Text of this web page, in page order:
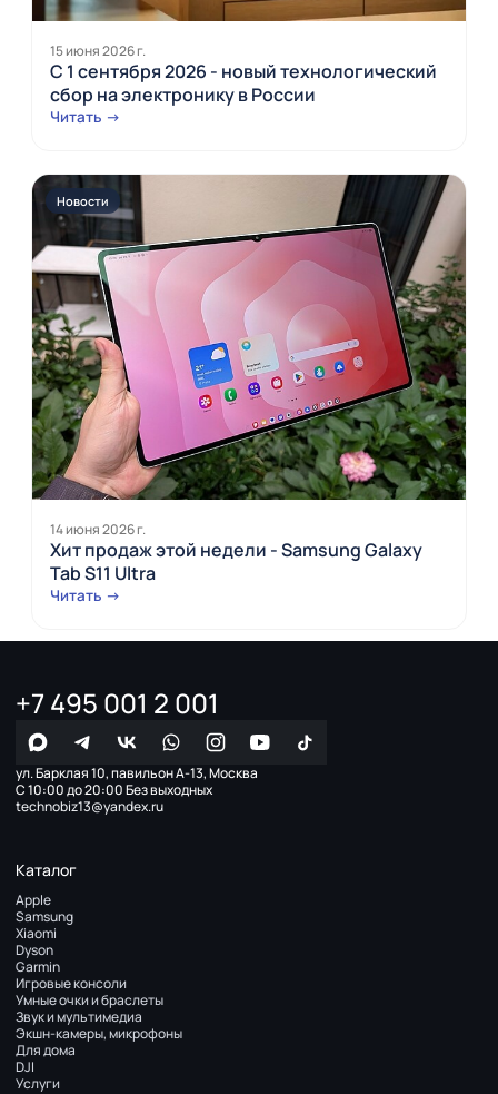
15 июня 2026 г.
С 1 сентября 2026 - новый технологический
сбор на электронику в России
Читать →
Новости
14 июня 2026 г.
Хит продаж этой недели - Samsung Galaxy
Tab S11 Ultra
Читать →
+7 495 001 2 001
ул. Барклая 10, павильон А-13, Москва
С 10:00 до 20:00 Без выходных
technobiz13@yandex.ru
Каталог
Apple
Samsung
Xiaomi
Dyson
Garmin
Игровые консоли
Умные очки и браслеты
Звук и мультимедиа
Экшн-камеры, микрофоны
Для дома
DJI
Услуги